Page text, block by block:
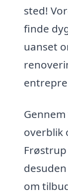
sted!
finde
uanset
overblik
om